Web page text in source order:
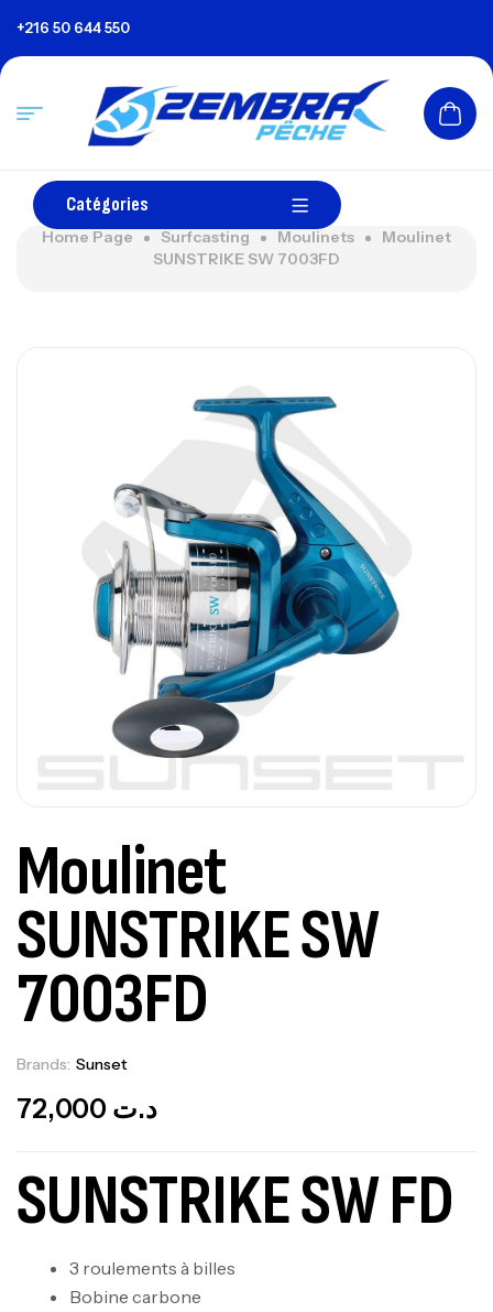
+216 50 644 550
Catégories
Home Page Surfcasting Moulinets
Moulinet
SUNSTRIKE SW 7003FD
Moulinet
SUNSTRIKE SW
7003FD
Brands: Sunset
د.ت
SUNSTRIKE SW FD
3 roulements à billes
Bobine carbone